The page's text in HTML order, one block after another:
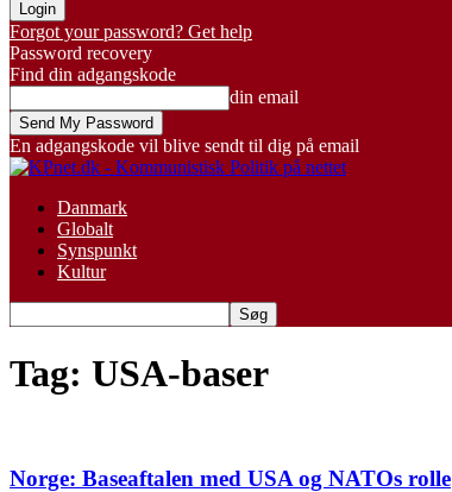
Forgot your password? Get help
Password recovery
Find din adgangskode
din email
En adgangskode vil blive sendt til dig på email
Danmark
Globalt
Synspunkt
Kultur
Tag: USA-baser
Norge: Baseaftalen med USA og NATOs rolle